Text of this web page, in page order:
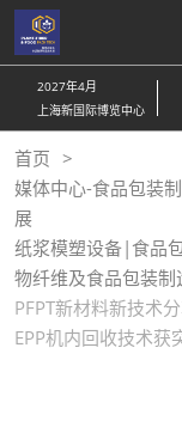
直
接
跳
至
内
容
2027年4月
上海新国际博览中心
首页
媒体中心-食品包装
展
纸浆模塑设备|食品
物纤维及食品包装制
PFPT新材料新技术
EPP机内回收技术获